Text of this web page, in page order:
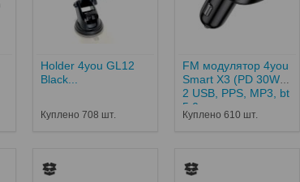
Holder 4you GL12
Black...
Куплено 708 шт.
FM модулятор 4you
Smart X3 (PD 30W+
2 USB, PPS, MP3, bt
5.0...
Куплено 610 шт.